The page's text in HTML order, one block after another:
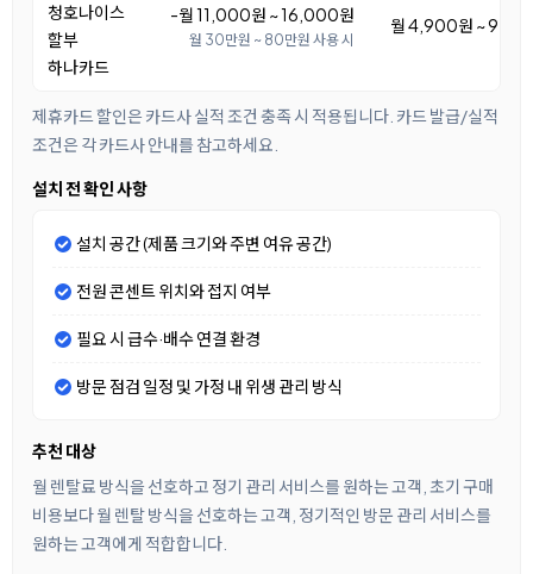
청호나이스
할부
하나카드
-월 11,000원 ~ 16,000원
월 30만원 ~ 80만원 사용 시
월 4,900원 ~
제휴카드 할인은 카드사 실적 조건 충족 시 적용됩니다. 카드 발급/실적
조건은 각 카드사 안내를 참고하세요.
설치 전 확인 사항
설치 공간 (제품 크기와 주변 여유 공간)
전원 콘센트 위치와 접지 여부
필요 시 급수·배수 연결 환경
방문 점검 일정 및 가정 내 위생 관리 방식
추천 대상
월 렌탈료 방식을 선호하고 정기 관리 서비스를 원하는 고객, 초기 구매
비용보다 월 렌탈 방식을 선호하는 고객, 정기적인 방문 관리 서비스를
원하는 고객에게 적합합니다.